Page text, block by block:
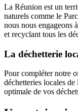
La Réunion est un
naturels comme le
nous nous engageons
et recyclant tous les
La déchetterie
Pour compléter notre
déchetteries locales
optimale de vos